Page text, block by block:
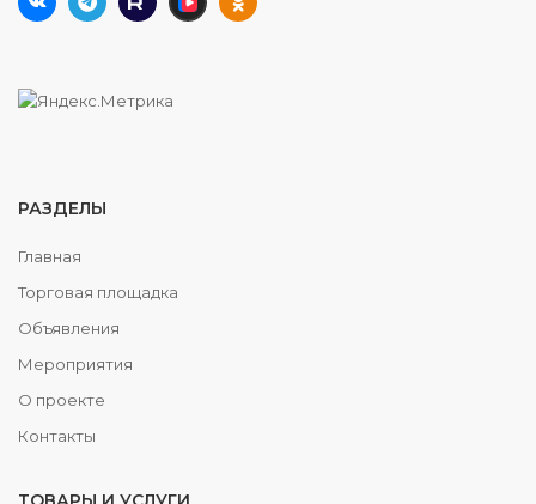
РАЗДЕЛЫ
Главная
Торговая площадка
Объявления
Мероприятия
О проекте
Контакты